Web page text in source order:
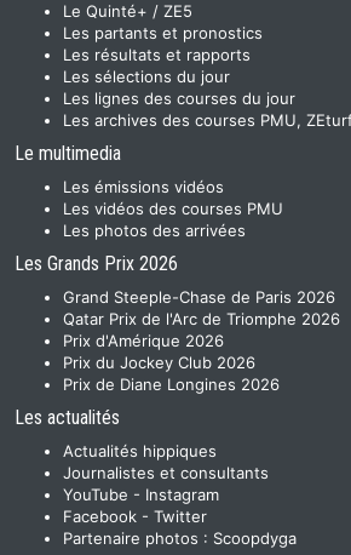
Le Quinté+ / ZE5
Les partants et pronostics
Les résultats et rapports
Les sélections du jour
Les lignes des courses du jour
Les archives des courses PMU,
Le multimedia
Les émissions vidéos
Les vidéos des courses PMU
Les photos des arrivées
Les Grands Prix 2026
Grand Steeple-Chase de Paris 2026
Qatar Prix de l'Arc de Triomphe 2026
Prix d'Amérique 2026
Prix du Jockey Club 2026
Prix de Diane Longines 2026
Les actualités
Actualités hippiques
Journalistes et consultants
YouTube - Instagram
Facebook - Twitter
Partenaire photos : Scoopdyga